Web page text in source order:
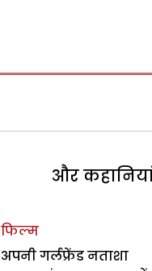
और
फिल्म
अपनी गर्लफ्रेंड नताशा